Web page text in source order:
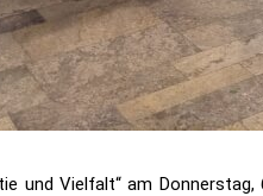
und Vielfalt“ am